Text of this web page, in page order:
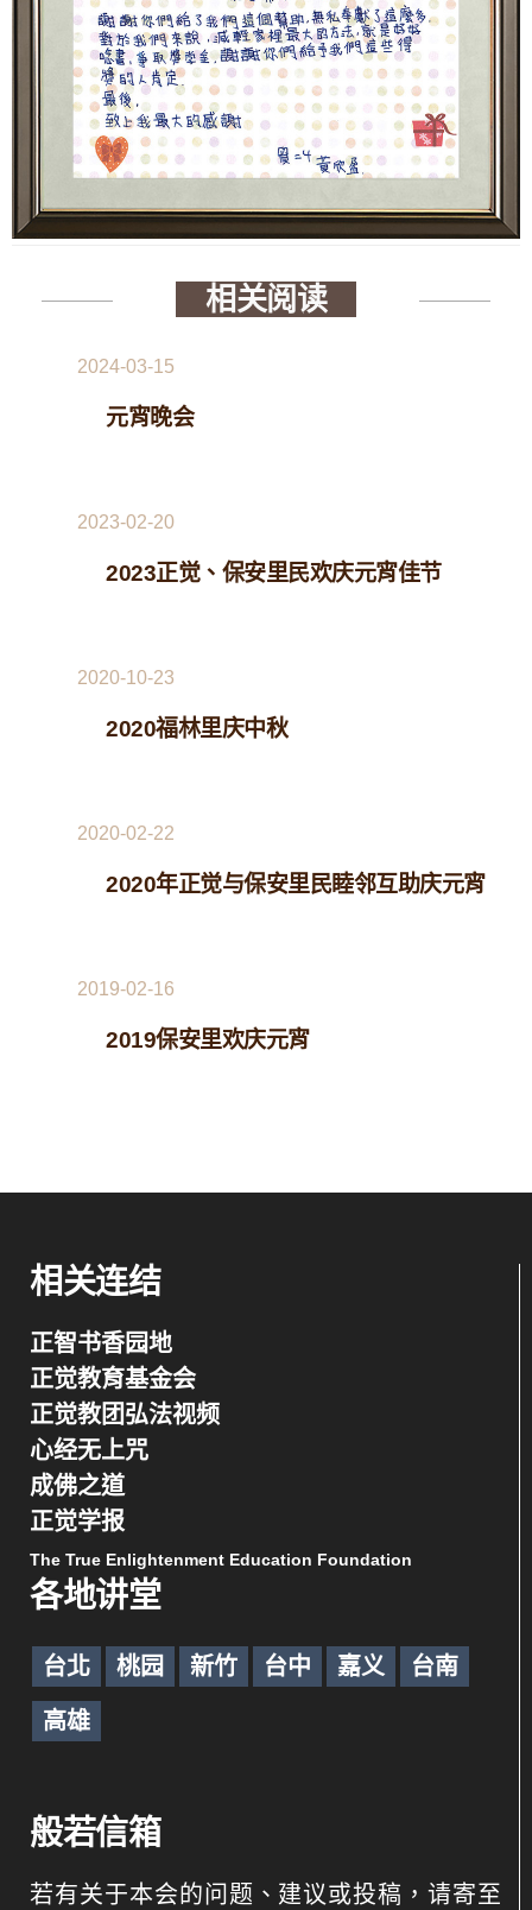
相关阅读
2024-03-15
元宵晚会
2023-02-20
2023正觉、保安里民欢庆元宵佳节
2020-10-23
2020福林里庆中秋
2020-02-22
2020年正觉与保安里民睦邻互助庆元宵
2019-02-16
2019保安里欢庆元宵
相关连结
正智书香园地
正觉教育基金会
正觉教团弘法视频
心经无上咒
成佛之道
正觉学报
The True Enlightenment Education Foundation
各地讲堂
台北 桃园 新竹 台中 嘉义 台南
高雄
般若信箱
若有关于本会的问题、建议或投稿，请寄至